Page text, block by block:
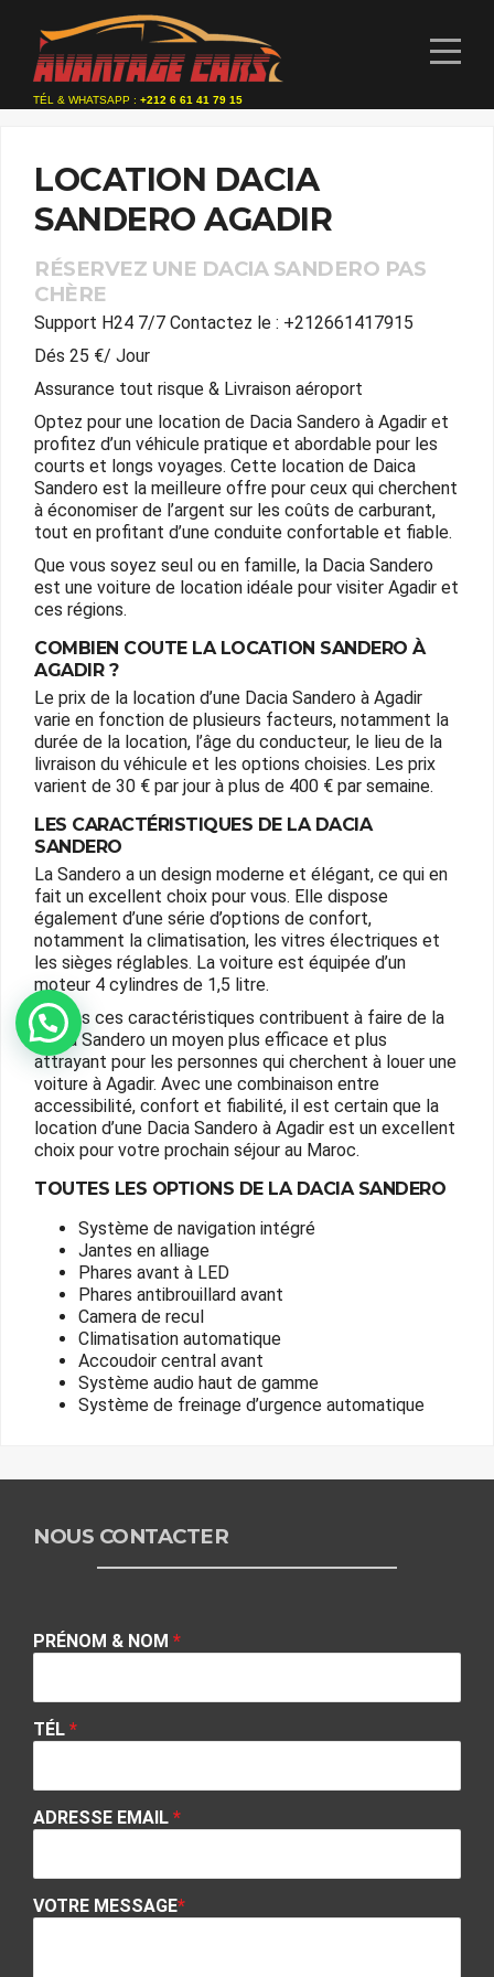
TÉL & WHATSAPP : +212 6 61 41 79 15
LOCATION DACIA
SANDERO AGADIR
RÉSERVEZ UNE DACIA SANDERO PAS
CHÈRE
Support H24 7/7 Contactez le : +212661417915
Dés 25 €/ Jour
Assurance tout risque & Livraison aéroport
Optez pour une location de Dacia Sandero à Agadir et
profitez d’un véhicule pratique et abordable pour les
courts et longs voyages. Cette location de Daica
Sandero est la meilleure offre pour ceux qui cherchent
à économiser de l’argent sur les coûts de carburant,
tout en profitant d’une conduite confortable et fiable.
Que vous soyez seul ou en famille, la Dacia Sandero
est une voiture de location idéale pour visiter Agadir et
ces régions.
COMBIEN COUTE LA LOCATION SANDERO À
AGADIR ?
Le prix de la location d’une Dacia Sandero à Agadir
varie en fonction de plusieurs facteurs, notamment la
durée de la location, l’âge du conducteur, le lieu de la
livraison du véhicule et les options choisies. Les prix
varient de 30 € par jour à plus de 400 € par semaine.
LES CARACTÉRISTIQUES DE LA DACIA
SANDERO
La Sandero a un design moderne et élégant, ce qui en
fait un excellent choix pour vous. Elle dispose
également d’une série d’options de confort,
notamment la climatisation, les vitres électriques et
les sièges réglables. La voiture est équipée d’un
moteur 4 cylindres de 1,5 litre.
Toutes ces caractéristiques contribuent à faire de la
Dacia Sandero un moyen plus efficace et plus
attrayant pour les personnes qui cherchent à louer une
voiture à Agadir. Avec une combinaison entre
accessibilité, confort et fiabilité, il est certain que la
location d’une Dacia Sandero à Agadir est un excellent
choix pour votre prochain séjour au Maroc.
TOUTES LES OPTIONS DE LA DACIA SANDERO
Système de navigation intégré
Jantes en alliage
Phares avant à LED
Phares antibrouillard avant
Camera de recul
Climatisation automatique
Accoudoir central avant
Système audio haut de gamme
Système de freinage d’urgence automatique
NOUS CONTACTER
PRÉNOM & NOM *
TÉL *
ADRESSE EMAIL *
VOTRE MESSAGE*